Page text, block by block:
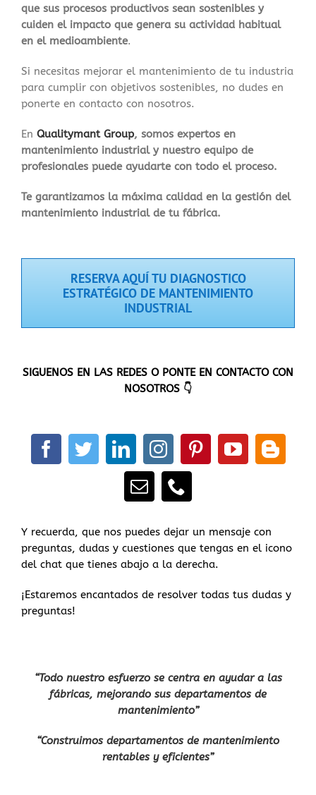
que sus procesos productivos sean sostenibles y
cuiden el impacto que genera su actividad habitual
en el medioambiente.
Si necesitas mejorar el mantenimiento de tu industria
para cumplir con objetivos sostenibles, no dudes en
ponerte en contacto con nosotros.
En Qualitymant Group, somos expertos en
mantenimiento industrial y nuestro equipo de
profesionales puede ayudarte con todo el proceso.
Te garantizamos la máxima calidad en la gestión del
mantenimiento industrial de tu fábrica.
RESERVA AQUÍ TU DIAGNOSTICO
ESTRATÉGICO DE MANTENIMIENTO
INDUSTRIAL
SIGUENOS EN LAS REDES O PONTE EN CONTACTO CON
NOSOTROS 👇
Y recuerda, que nos puedes dejar un mensaje con
preguntas, dudas y cuestiones que tengas en el icono
del chat que tienes abajo a la derecha.
¡Estaremos encantados de resolver todas tus dudas y
preguntas!
“Todo nuestro esfuerzo se centra en ayudar a las
fábricas, mejorando sus departamentos de
mantenimiento”
“Construimos departamentos de mantenimiento
rentables y eficientes”